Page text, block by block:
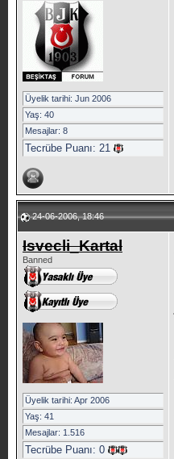
Üyelik tarihi: Jun 2006
Yaş: 40
Mesajlar: 8
Tecrübe Puanı: 21
24-06-2006, 18:46
Isvecli_Kartal
Banned
Üyelik tarihi: Apr 2006
Yaş: 41
Mesajlar: 1.516
Tecrübe Puanı: 0